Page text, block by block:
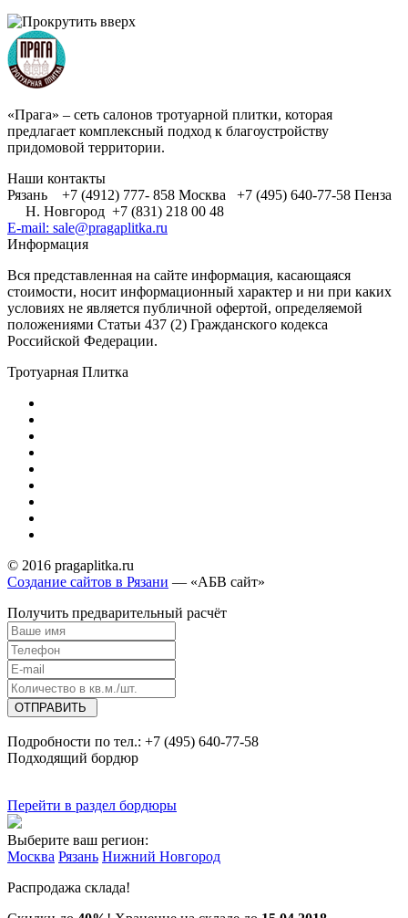
«Прага» – сеть салонов тротуарной плитки, которая
предлагает комплексный подход к благоустройству
придомовой территории.
Наши контакты
Рязань +7 (4912) 777- 858 Москва +7 (495) 640-77-58 Пенза
Н. Новгород +7 (831) 218 00 48
E-mail: sale@pragaplitka.ru
Информация
Вся представленная на сайте информация, касающаяся
стоимости, носит информационный характер и ни при каких
условиях не является публичной офертой, определяемой
положениями Статьи 437 (2) Гражданского кодекса
Российской Федерации.
Тротуарная Плитка
© 2016 pragaplitka.ru
Создание сайтов в Рязани — «АБВ сайт»
Получить предварительный расчёт
Подробности по тел.: +7 (495) 640-77-58
Подходящий бордюр
Перейти в раздел бордюры
Выберите ваш регион:
Москва Рязань Нижний Новгород
Распродажа склада!